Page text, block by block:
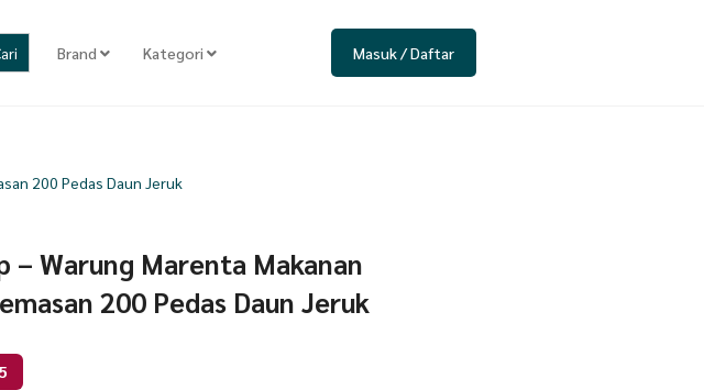
Brand Kategori Masuk / Daftar
200 Pedas Daun Jeruk
– Warung Marenta Makanan
200 Pedas Daun Jeruk